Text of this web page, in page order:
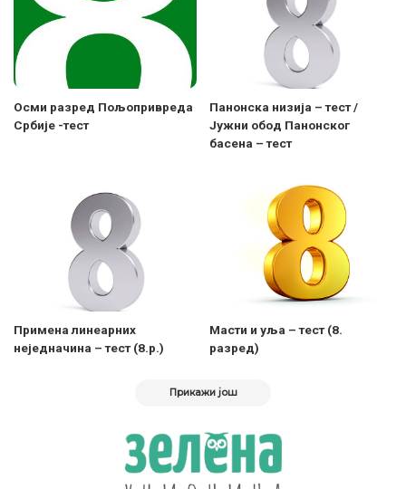
Осми разред Пољопривреда
Србије -тест
Панонска низија – тест /
Јужни обод Панонског
басена – тест
Примена линеарних
неједначина – тест (8.р.)
Масти и уља – тест (8.
разред)
Прикажи још